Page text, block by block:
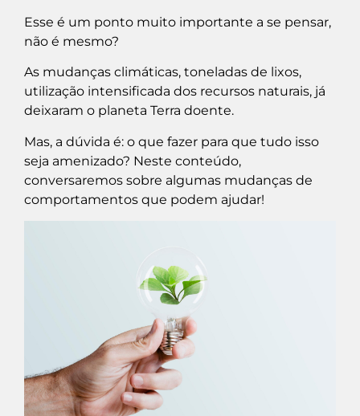
Esse é um ponto muito importante a se pensar,
não é mesmo?
As mudanças climáticas, toneladas de lixos,
utilização intensificada dos recursos naturais, já
deixaram o planeta Terra doente.
Mas, a dúvida é: o que fazer para que tudo isso
seja amenizado? Neste conteúdo,
conversaremos sobre algumas mudanças de
comportamentos que podem ajudar!